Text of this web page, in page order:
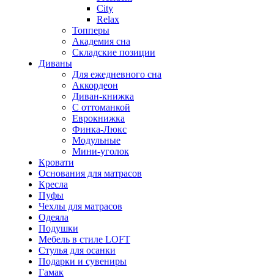
City
Relax
Топперы
Академия сна
Складские позиции
Диваны
Для ежедневного сна
Аккордеон
Диван-книжка
С оттоманкой
Еврокнижка
Финка-Люкс
Модульные
Мини-уголок
Кровати
Основания для матрасов
Кресла
Пуфы
Чехлы для матрасов
Одеяла
Подушки
Мебель в стиле LOFT
Стулья для осанки
Подарки и сувениры
Гамак